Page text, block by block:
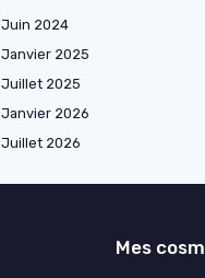
Juin 2024
Janvier 2025
Juillet 2025
Janvier 2026
Juillet 2026
Mes